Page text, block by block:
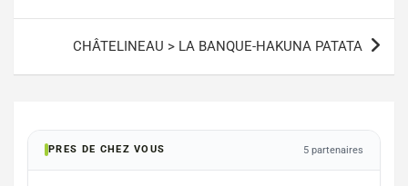
l’article
CHÂTELINEAU > LA BANQUE-HAKUNA PATATA
PRES DE CHEZ VOUS 5 partenaires